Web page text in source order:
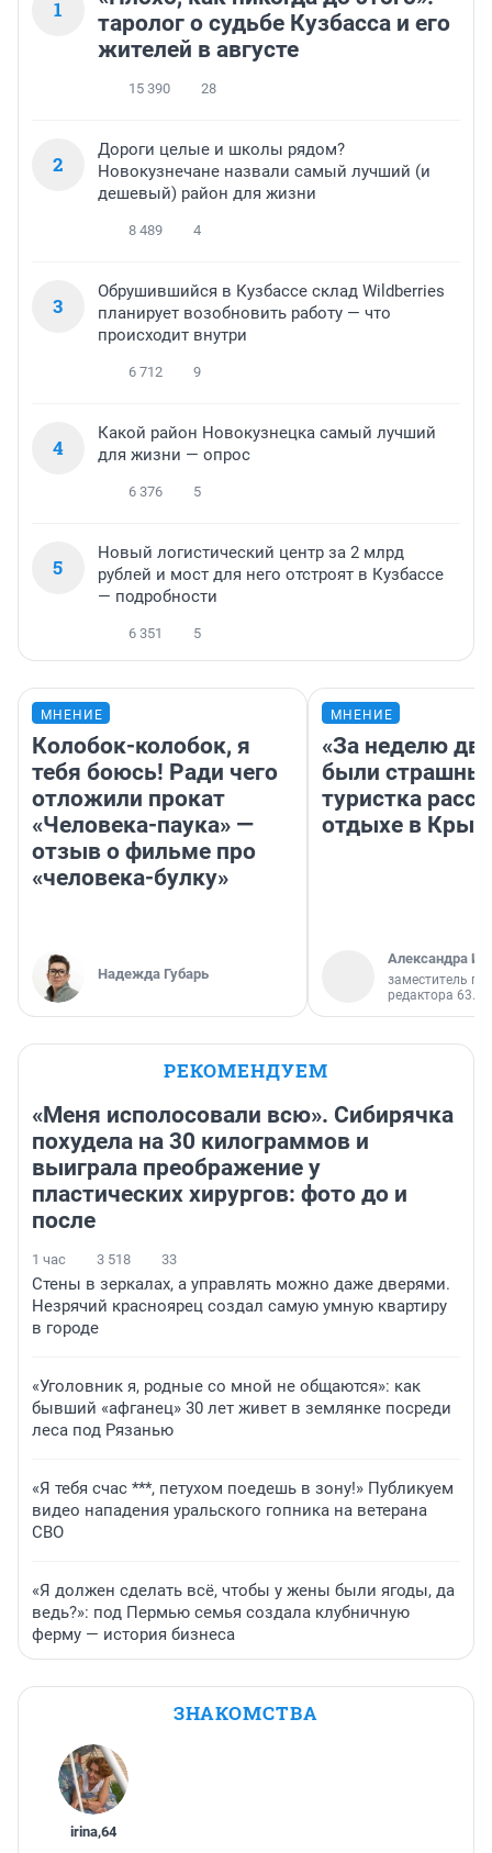
1
таролог о судьбе Кузбасса и его
жителей в августе
15 390 28
2
Дороги целые и школы рядом?
Новокузнечане назвали самый лучший (и
дешевый) район для жизни
8 489 4
3
Обрушившийся в Кузбассе склад Wildberries
планирует возобновить работу — что
происходит внутри
6 712 9
4
Какой район Новокузнецка самый лучший
для жизни — опрос
6 376 5
5
Новый логистический центр за 2 млрд
рублей и мост для него отстроят в Кузбассе
— подробности
6 351 5
МНЕНИЕ
Колобок-колобок, я
тебя боюсь! Ради чего
отложили прокат
«Человека-паука» —
отзыв о фильме про
«человека-булку»
Надежда Губарь
МНЕНИЕ
«За неделю
были
туристка
отдыхе в
Александра
заместитель
редактора 63.RU
РЕКОМЕНДУЕМ
«Меня исполосовали всю». Сибирячка
похудела на 30 килограммов и
выиграла преображение у
пластических хирургов: фото до и
после
1 час 3 518 33
Стены в зеркалах, а управлять можно даже дверями.
Незрячий красноярец создал самую умную квартиру
в городе
«Уголовник я, родные со мной не общаются»: как
бывший «афганец» 30 лет живет в землянке посреди
леса под Рязанью
«Я тебя счас ***, петухом поедешь в зону!» Публикуем
видео нападения уральского гопника на ветерана
СВО
«Я должен сделать всё, чтобы у жены были ягоды, да
ведь?»: под Пермью семья создала клубничную
ферму — история бизнеса
ЗНАКОМСТВА
irina,64